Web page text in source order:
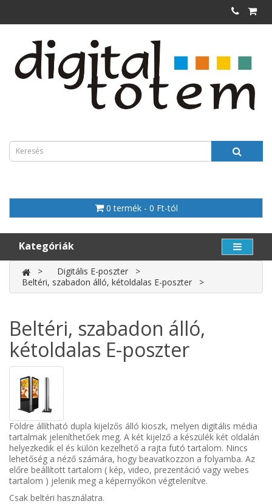
0 termék - 0 Ft-tól
Kategóriák
Digitális E-poszter
Beltéri, szabadon álló, kétoldalas E-poszter
Beltéri, szabadon álló,
kétoldalas E-poszter
Földre állítható dupla kijelzős álló kioszk, melyen digitális média
tartalmak jeleníthetőek meg. A két kijelző a készülék két oldalán
helyezkedik el és külön kezelhető a rajta futó tartalom. Nincs
lehetőség a néző számára, hogy beavatkozzon a folyamba. Az
előre beállított tartalom ( kép, video, prezentáció vagy webes
tartalom ) jelenik meg a képernyőkön végtelenítve.
Csak beltéri használatra.